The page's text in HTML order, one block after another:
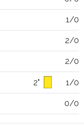
1/0
2/0
2/0
2" 1/0
0/0